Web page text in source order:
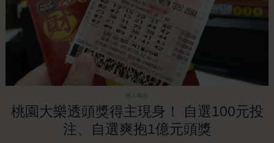
感人勵志
桃園大樂透頭獎得主現身！ 自選100元投
注、自選爽抱1億元頭獎